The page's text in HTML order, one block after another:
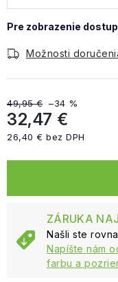
Možnosti
49,95 € –34 %
32,47 €
26,40 € bez DPH
ZÁRUKA
Našli ste
Napíšte nám
farbu a